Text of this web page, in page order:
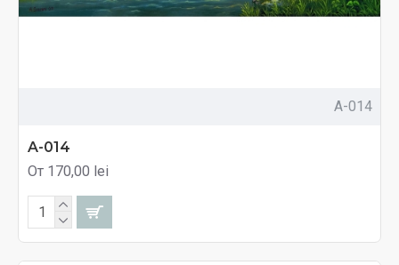
A-014
A-014
От 170,00 lei